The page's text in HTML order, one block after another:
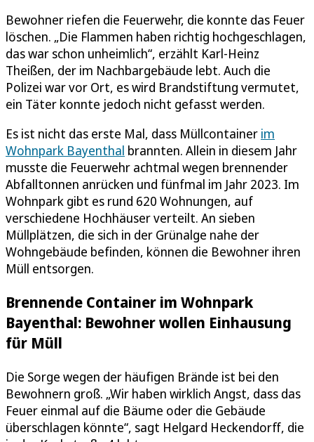
Bewohner riefen die Feuerwehr, die konnte das Feuer
löschen. „Die Flammen haben richtig hochgeschlagen,
das war schon unheimlich“, erzählt Karl-Heinz
Theißen, der im Nachbargebäude lebt. Auch die
Polizei war vor Ort, es wird Brandstiftung vermutet,
ein Täter konnte jedoch nicht gefasst werden.
Es ist nicht das erste Mal, dass Müllcontainer im
Wohnpark Bayenthal brannten. Allein in diesem Jahr
musste die Feuerwehr achtmal wegen brennender
Abfalltonnen anrücken und fünfmal im Jahr 2023. Im
Wohnpark gibt es rund 620 Wohnungen, auf
verschiedene Hochhäuser verteilt. An sieben
Müllplätzen, die sich in der Grünalge nahe der
Wohngebäude befinden, können die Bewohner ihren
Müll entsorgen.
Brennende Container im Wohnpark
Bayenthal: Bewohner wollen Einhausung
für Müll
Die Sorge wegen der häufigen Brände ist bei den
Bewohnern groß. „Wir haben wirklich Angst, dass das
Feuer einmal auf die Bäume oder die Gebäude
überschlagen könnte“, sagt Helgard Heckendorff, die